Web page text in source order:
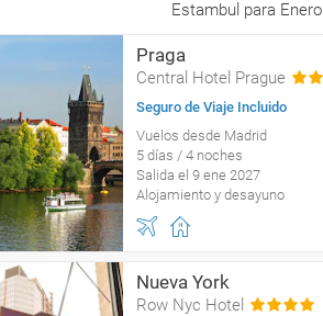
Estambul para Enero
Praga
Central Hotel Prague
Seguro de Viaje Incluido
Vuelos desde Madrid
5 días / 4 noches
Salida el 9 ene 2027
Alojamiento y desayuno
Nueva York
Row Nyc Hotel